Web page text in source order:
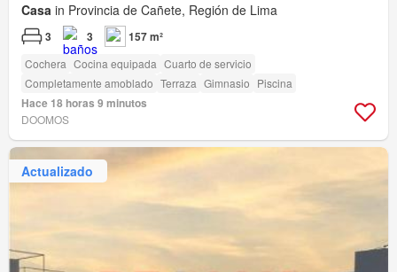
Casa in Provincia de Cañete, Región de Lima
3 3 157 m²
Cochera Cocina equipada Cuarto de servicio
Completamente amoblado Terraza Gimnasio Piscina
Hace 18 horas 9 minutos
DOOMOS
Actualizado